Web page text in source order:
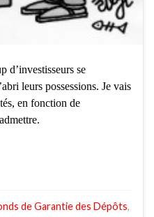
d’investisseurs se
leurs possessions. Je vais
en fonction de
de Garantie des Dépôts,